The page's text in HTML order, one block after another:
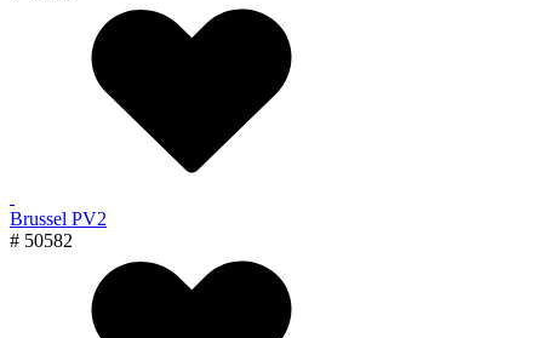
Brussel PV2
# 50582